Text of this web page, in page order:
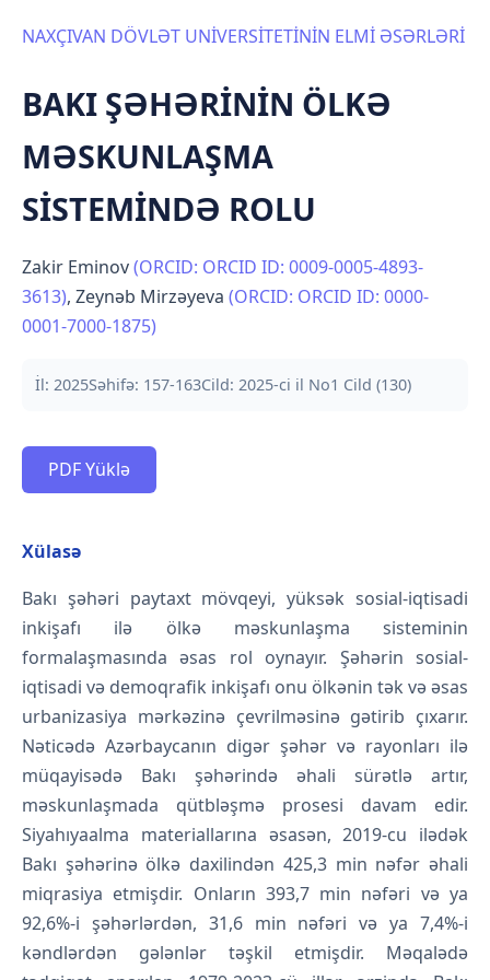
NAXÇIVAN DÖVLƏT UNİVERSİTETİNİN ELMİ ƏSƏRLƏRİ
BAKI ŞƏHƏRİNİN ÖLKƏ
MƏSKUNLAŞMA
SİSTEMİNDƏ ROLU
Zakir Eminov(ORCID: ORCID ID: 0009-0005-4893-
3613), Zeynəb Mirzəyeva (ORCID: ORCID ID: 0000-
0001-7000-1875)
İl: 2025Səhifə: 157-163Cild: 2025-ci il No1 Cild (130)
PDF Yüklə
Xülasə
Bakı şəhəri paytaxt mövqeyi, yüksək sosial-iqtisadi
inkişafı ilə ölkə məskunlaşma sisteminin
formalaşmasında əsas rol oynayır. Şəhərin sosial-
iqtisadi və demoqrafik inkişafı onu ölkənin tək və əsas
urbanizasiya mərkəzinə çevrilməsinə gətirib çıxarır.
Nəticədə Azərbaycanın digər şəhər və rayonları ilə
müqayisədə Bakı şəhərində əhali sürətlə artır,
məskunlaşmada qütbləşmə prosesi davam edir.
Siyahıyaalma materiallarına əsasən, 2019-cu ilədək
Bakı şəhərinə ölkə daxilindən 425,3 min nəfər əhali
miqrasiya etmişdir. Onların 393,7 min nəfəri və ya
92,6%-i şəhərlərdən, 31,6 min nəfəri və ya 7,4%-i
kəndlərdən gələnlər təşkil etmişdir. Məqalədə